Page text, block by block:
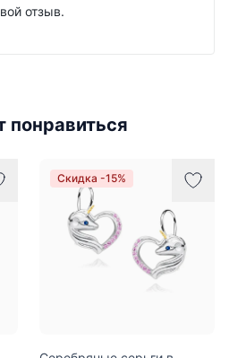
отзыв.
Скидка -15%